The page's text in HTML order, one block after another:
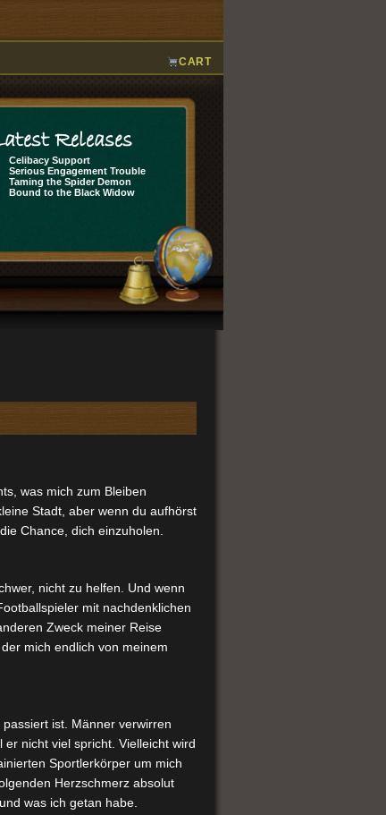
CART
Releases
Celibacy Support
Serious Engagement Trouble
Taming the Spider Demon
Bound to the Black Widow
was mich zum Bleiben
Stadt, aber wenn du aufhörst
Chance, dich einzuholen.
nicht zu helfen. Und wenn
mit nachdenklichen
Zweck meiner Reise
mich endlich von meinem
ist. Männer verwirren
nicht viel spricht. Vielleicht wird
Sportlerkörper um mich
Herzschmerz absolut
was ich getan habe.